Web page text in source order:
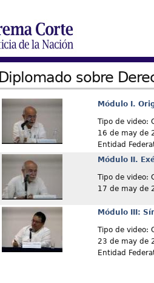
Diplomado sobre
Módulo I.
Tipo de video:
16 de may de
Entidad
Módulo II.
Tipo de video:
17 de may de
Módulo III:
Tipo de video:
23 de may de
Entidad